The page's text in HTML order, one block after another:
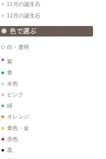
11月の誕生石
12月の誕生石
白・透明
紫
青
水色
ピンク
緑
オレンジ
黄色・金
赤色
黒